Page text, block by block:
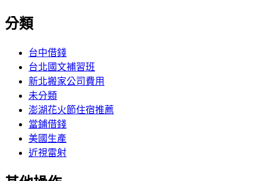
分類
台中借錢
台北國文補習班
新北搬家公司費用
未分類
澎湖花火節住宿推薦
當鋪借錢
美國生產
近視雷射